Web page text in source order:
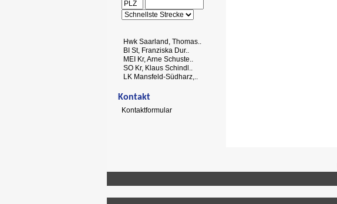
Hwk Saarland, Thomas..
BI St, Franziska Dur..
MEI Kr, Arne Schuste..
SO Kr, Klaus Schindl..
LK Mansfeld-Südharz,..
Kontakt
Kontaktformular